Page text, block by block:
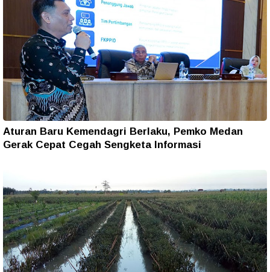
Aturan Baru Kemendagri Berlaku, Pemko Medan
Gerak Cepat Cegah Sengketa Informasi